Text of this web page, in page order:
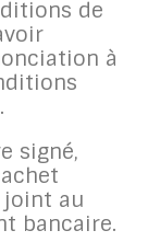
de
à
signé,
joint au
bancaire.